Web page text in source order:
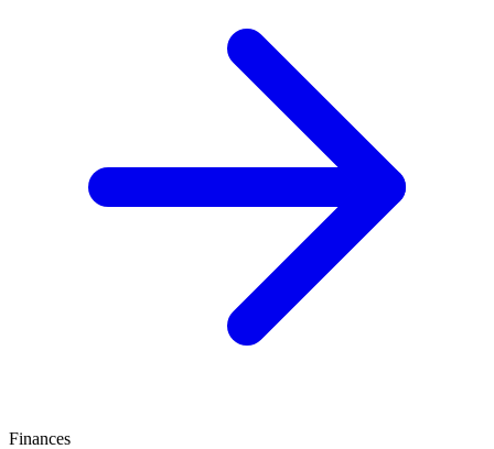
Finances